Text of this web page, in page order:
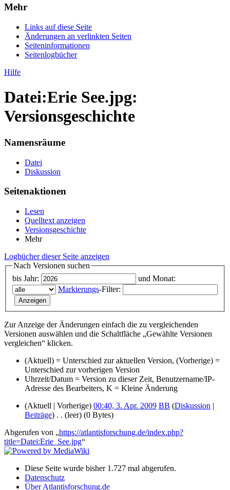
Mehr
Links auf diese Seite
Änderungen an verlinkten Seiten
Seiten­informationen
Seitenlogbücher
Hilfe
Datei:Erie See.jpg:
Versionsgeschichte
Namensräume
Datei
Diskussion
Seitenaktionen
Lesen
Quelltext anzeigen
Versionsgeschichte
Mehr
Logbücher dieser Seite anzeigen
Nach Versionen suchen
bis Jahr:
und Monat:
Markierungs-Filter:
Zur Anzeige der Änderungen einfach die zu vergleichenden
Versionen auswählen und die Schaltfläche „Gewählte Versionen
vergleichen“ klicken.
(Aktuell) = Unterschied zur aktuellen Version, (Vorherige) =
Unterschied zur vorherigen Version
Uhrzeit/Datum = Version zu dieser Zeit, Benutzername/IP-
Adresse des Bearbeiters, K = Kleine Änderung
(Aktuell | Vorherige) 00:40, 3. Apr. 2009 BB (Diskussion |
Beiträge) . . (leer) (0 Bytes)
Abgerufen von „https://atlantisforschung.de/index.php?
title=Datei:Erie_See.jpg“
Diese Seite wurde bisher 1.727 mal abgerufen.
Datenschutz
Über Atlantisforschung.de